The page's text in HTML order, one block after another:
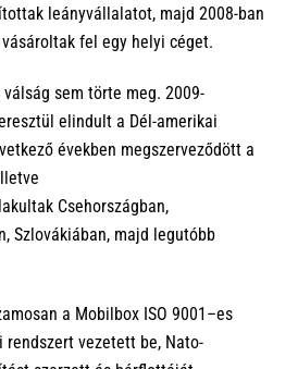
leányvállalatot, majd 2008-ban
vásároltak fel egy helyicéget.
válság sem törte meg. 2009-
elindult a Dél-amerikai
években megszerveződött a
Csehországban,
Szlovákiában, majd legutóbb
a Mobilbox ISO 9001 –es
rendszert vezetett be, Nato-